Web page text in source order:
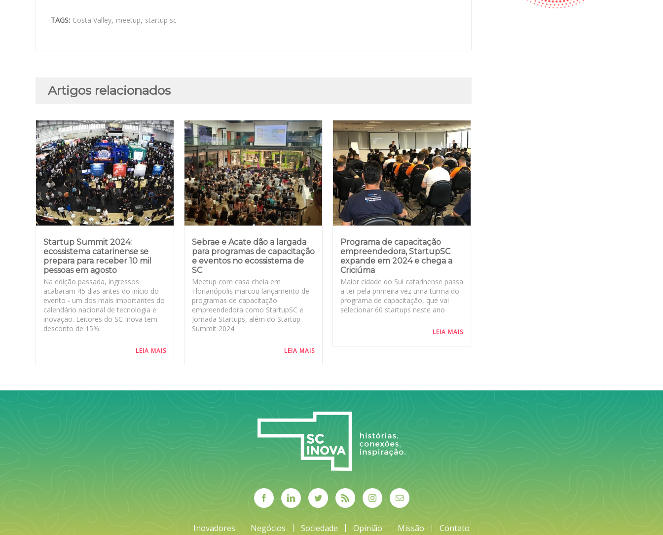
TAGS: Costa Valley, meetup, startup sc
Artigos relacionados
Startup Summit 2024:
ecossistema catarinense se
prepara para receber 10 mil
pessoas em agosto
Na edição passada, ingressos
acabaram 45 dias antes do início do
evento - um dos mais importantes do
calendário nacional de tecnologia e
inovação. Leitores do SC Inova tem
desconto de 15%.
LEIA MAIS
Sebrae e Acate dão a largada
para programas de capacitação
e eventos no ecossistema de
SC
Meetup com casa cheia em
Florianópolis marcou lançamento de
programas de capacitação
empreendedora como StartupSC e
Jornada Startups, além do Startup
Summit 2024
LEIA MAIS
Programa de capacitação
empreendedora, StartupSC
expande em 2024 e chega a
Criciúma
Maior cidade do Sul catarinense passa
a ter pela primeira vez uma turma do
programa de capacitação, que vai
selecionar 60 startups neste ano
LEIA MAIS
Inovadores Negócios Sociedade Opinião Missão Contato